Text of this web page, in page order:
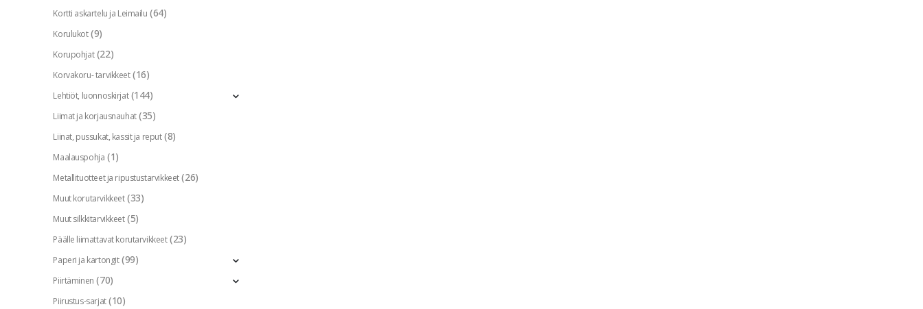
Kortti askartelu ja Leimailu (64)
Korulukot (9)
Korupohjat (22)
Korvakoru- tarvikkeet (16)
Lehtiöt, luonnoskirjat (144)
Liimat ja korjausnauhat (35)
Liinat, pussukat, kassit ja reput (8)
Maalauspohja (1)
Metallituotteet ja ripustustarvikkeet (26)
Muut korutarvikkeet (33)
Muut silkkitarvikkeet (5)
Päälle liimattavat korutarvikkeet (23)
Paperi ja kartongit (99)
Piirtäminen (70)
Piirustus-sarjat (10)